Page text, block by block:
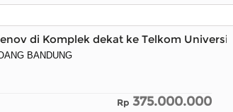
di Komplek dekat ke Telkom University
BANDUNG
Rp 375.000.000